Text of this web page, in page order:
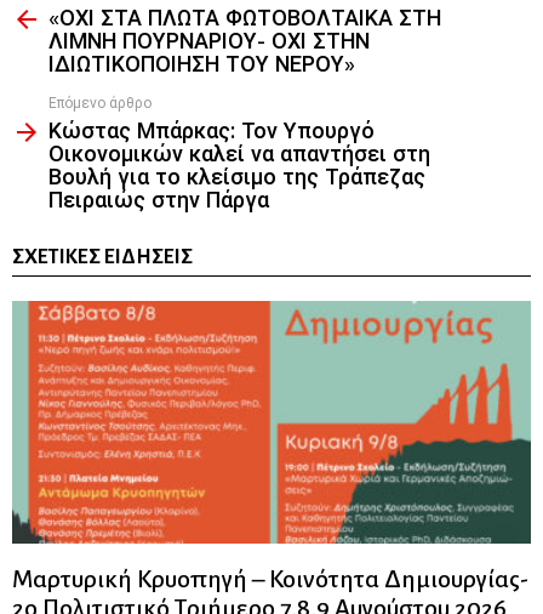
more «ΟΧΙ ΣΤΑ ΠΛΩΤΑ ΦΩΤΟΒΟΛΤΑΙΚΑ ΣΤΗ
ΛΙΜΝΗ ΠΟΥΡΝΑΡΙΟΥ- ΟΧΙ ΣΤΗΝ
ΙΔΙΩΤΙΚΟΠΟΙΗΣΗ ΤΟΥ ΝΕΡΟΥ»
Επόμενο άρθρο
Κώστας Μπάρκας: Τον Υπουργό
Οικονομικών καλεί να απαντήσει στη
Βουλή για το κλείσιμο της Τράπεζας
Πειραιώς στην Πάργα
ΣΧΕΤΙΚΈΣ ΕΙΔΉΣΕΙΣ
Μαρτυρική Κρυοπηγή – Κοινότητα Δημιουργίας-
2ο Πολιτιστικό Τριήμερο 7,8,9 Αυγούστου 2026